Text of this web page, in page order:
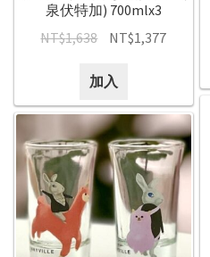
泉伏特加) 700mlx3
NT$1,638 NT$1,377
加入